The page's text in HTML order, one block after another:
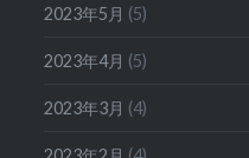
2023年5月 (5)
2023年4月 (5)
2023年3月 (4)